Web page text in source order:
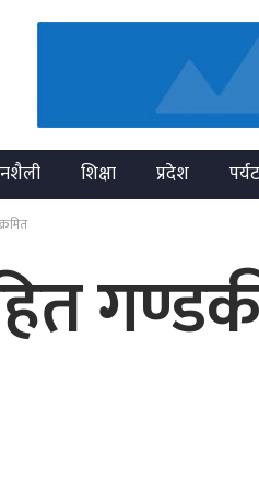
शिक्षा प्रदेश